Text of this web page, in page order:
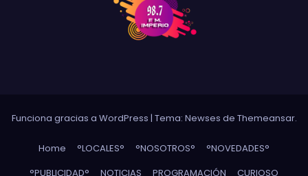
Funciona gracias a WordPress | Tema: Newses de Themeansar.
Home °LOCALES° °NOSOTROS°
°NOVEDADES°
°PUBLICIDAD°
NOTICIAS PROGRAMACIÓN CURIOSO